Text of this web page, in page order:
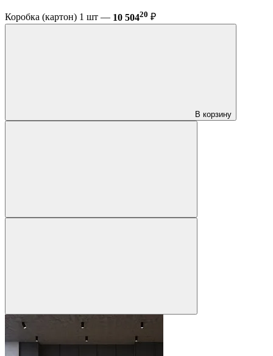
Коробка (картон) 1 шт — 10 50420 ₽
В корзину